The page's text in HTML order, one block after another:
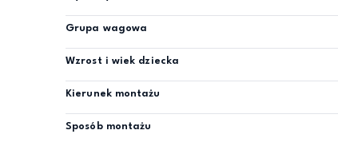
Grupa wagowa
Wzrost i wiek dziecka
Kierunek montażu
Sposób montażu